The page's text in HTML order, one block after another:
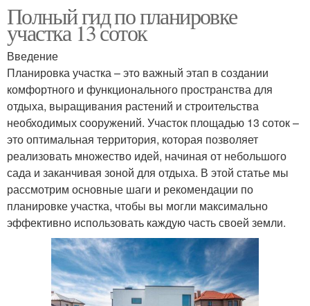
Полный гид по планировке
участка 13 соток
Введение
Планировка участка – это важный этап в создании
комфортного и функционального пространства для
отдыха, выращивания растений и строительства
необходимых сооружений. Участок площадью 13 соток –
это оптимальная территория, которая позволяет
реализовать множество идей, начиная от небольшого
сада и заканчивая зоной для отдыха. В этой статье мы
рассмотрим основные шаги и рекомендации по
планировке участка, чтобы вы могли максимально
эффективно использовать каждую часть своей земли.